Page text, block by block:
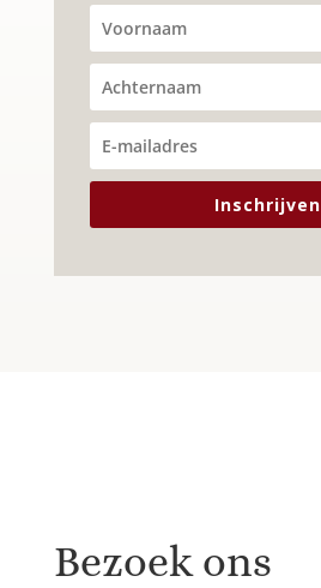
Inschrijven
Bezoek ons